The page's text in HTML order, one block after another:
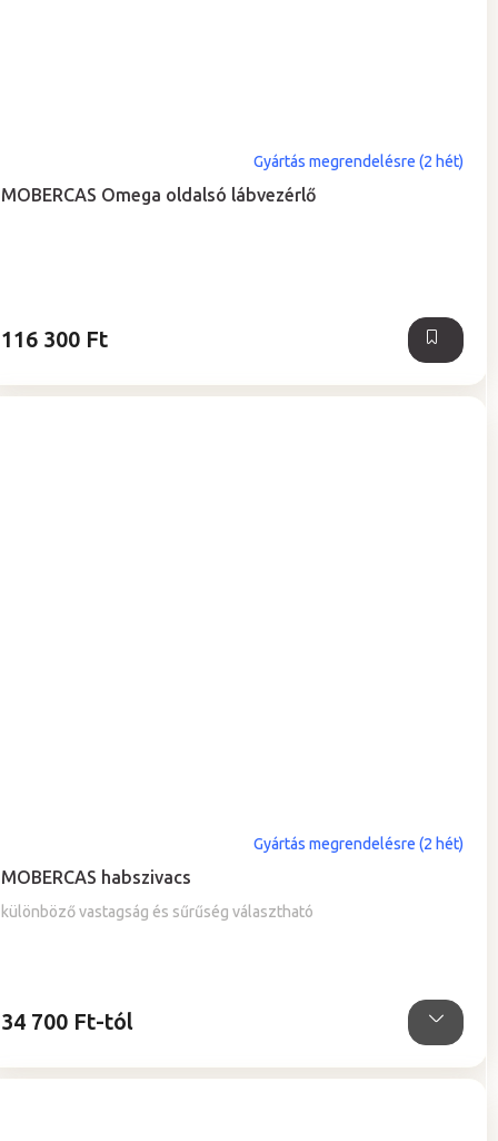
MOBERCAS Omega oldalsó lábvezérlő
Gyártás megrendelésre (2 hét)
116 300 Ft
MOBERCAS habszivacs
különböző vastagság és sűrűség választható
Gyártás megrendelésre (2 hét)
34 700 Ft-tól